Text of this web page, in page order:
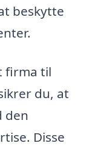
beskytte
firma til
du, at
den
Disse